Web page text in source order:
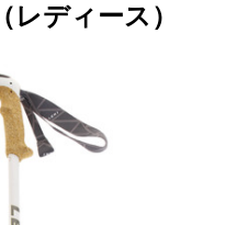
レディース）